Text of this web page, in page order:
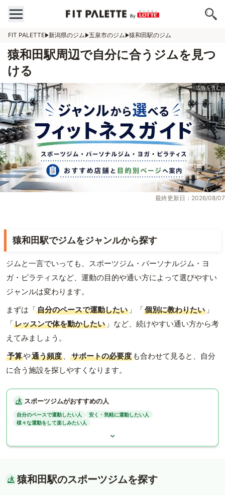
FIT PALETTE 新潟県のジム 五泉市のジム 猿和田駅のジム
猿和田駅周辺で自分に合うジムを見つ
ける
最終更新日：2026/08/07
猿和田駅でジムをジャンルから探す
ジムと一言でいっても、スポーツジム・パーソナルジム・ヨ
ガ・ピラティスなど、運動の目的や通い方によって選びやすい
ジャンルは変わります。
まずは「自分のペースで運動したい 」「個別に教わりたい 」
「レッスンで体を動かしたい 」など、続けやすい通い方から考
えてみましょう。
予算や通う頻度 、 サポートの必要度 も合わせて見ると、自分
に合う施設を探しやすくなります。
スポーツジムがおすすめの人
自分のペースで運動したい人
安く・気軽に運動したい人
様々な運動をして楽しみたい人
猿和田駅のスポーツジムを探す